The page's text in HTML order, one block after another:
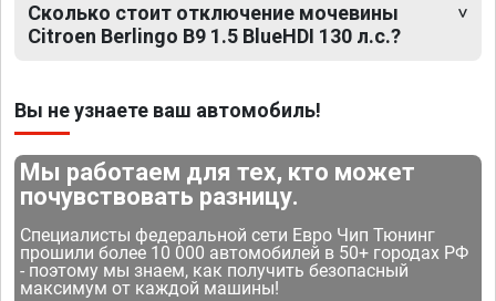
Сколько стоит отключение мочевины
Citroen Berlingo B9 1.5 BlueHDI 130 л.с.?
Вы не узнаете ваш автомобиль!
Мы работаем для тех, кто может
почувствовать разницу.
Специалисты федеральной сети Евро Чип Тюнинг
прошили более 10 000 автомобилей в 50+ городах РФ
- поэтому мы знаем, как получить безопасный
максимум от каждой машины!